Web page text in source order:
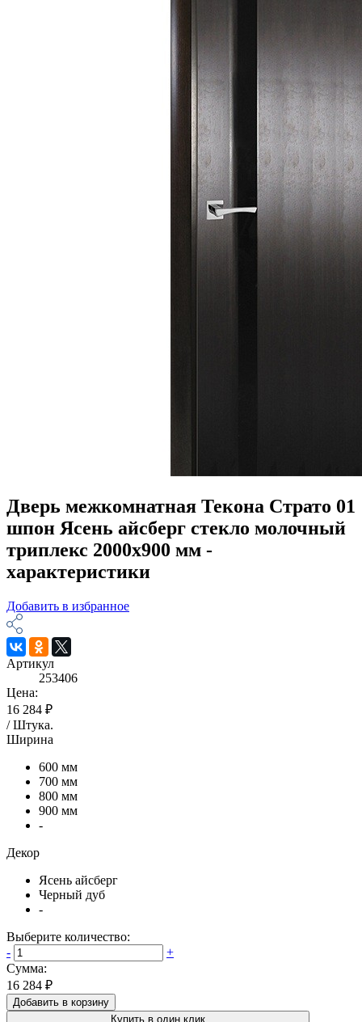
Дверь межкомнатная Текона Страто 01
шпон Ясень айсберг стекло молочный
триплекс 2000х900 мм -
характеристики
Добавить в избранное
Артикул
253406
Цена:
16 284 ₽
/Штука.
Ширина
600 мм
700 мм
800 мм
900 мм
-
Декор
Ясень айсберг
Черный дуб
-
Выберите количество:
-
+
Сумма:
16 284 ₽
Добавить в корзину
Купить в один клик